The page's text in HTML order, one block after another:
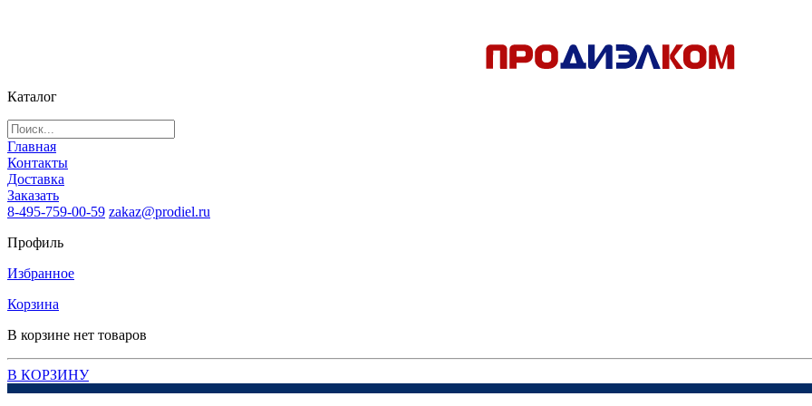
Каталог
Главная
Контакты
Доставка
Заказать
8-495-759-00-59 zakaz@prodiel.ru
Профиль
Избранное
Корзина
В корзине нет товаров
В КОРЗИНУ